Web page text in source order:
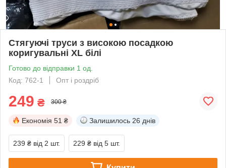
Стягуючі труси з високою посадкою
коригувальні XL білі
Готово до відправки 1 од.
Код: 762-1
Опт і роздріб
249 ₴ 300 ₴
Економія 51 ₴ Залишилось 26 днів
239 ₴ від 2 шт. 229 ₴ від 5 шт.